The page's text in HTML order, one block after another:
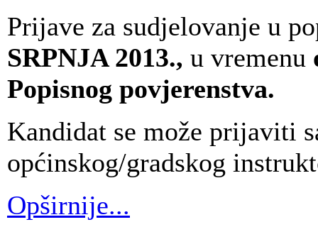
Prijave za sudjelovanje u
SRPNJA 2013., u vremenu
Popisnog povjerenstva.
Kandidat se može prijaviti
općinskog/gradskog
Opširnije...